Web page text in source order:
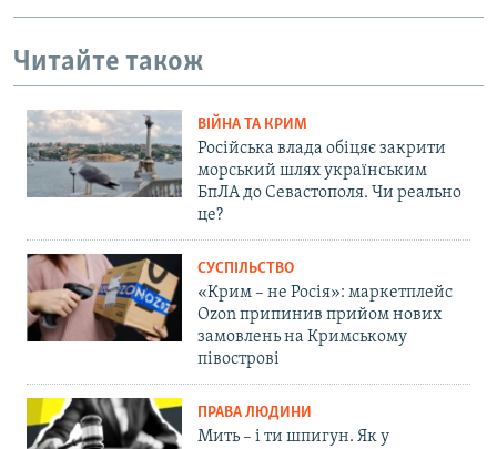
Читайте також
ВІЙНА ТА КРИМ
Російська влада обіцяє закрити
морський шлях українським
БпЛА до Севастополя. Чи реально
це?
СУСПІЛЬСТВО
«Крим – не Росія»: маркетплейс
Ozon припинив прийом нових
замовлень на Кримському
півострові
ПРАВА ЛЮДИНИ
Мить – і ти шпигун. Як у